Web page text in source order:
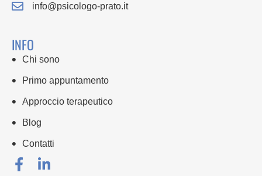
info@psicologo-prato.it
INFO
Chi sono
Primo appuntamento
Approccio terapeutico
Blog
Contatti